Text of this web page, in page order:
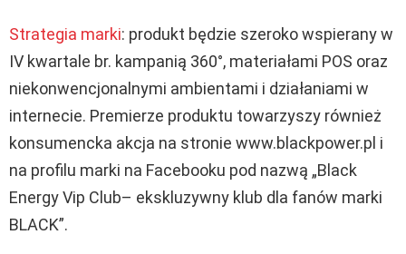
Strategia marki: produkt będzie szeroko wspierany w
IV kwartale br. kampanią 360°, materiałami POS oraz
niekonwencjonalnymi ambientami i działaniami w
internecie. Premierze produktu towarzyszy również
konsumencka akcja na stronie www.blackpower.pl i
na profilu marki na Facebooku pod nazwą „Black
Energy Vip Club– ekskluzywny klub dla fanów marki
BLACK”.